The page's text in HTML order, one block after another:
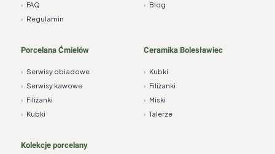
› FAQ
› Regulamin
› Blog
Porcelana Ćmielów
› Serwisy obiadowe
› Serwisy kawowe
› Filiżanki
› Kubki
Ceramika Bolesławiec
› Kubki
› Filiżanki
› Miski
› Talerze
Kolekcje porcelany